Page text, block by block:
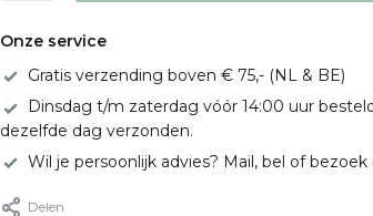
Onze service
Gratis verzending boven € 75,- (NL & BE)
Dinsdag t/m zaterdag vóór 14:00 uur
dezelfde dag verzonden.
Wil je persoonlijk advies? Mail, bel of bezoek
Delen